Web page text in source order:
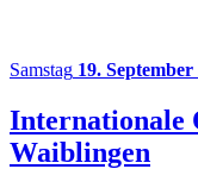
Samstag 19. September
Internationale
Waiblingen